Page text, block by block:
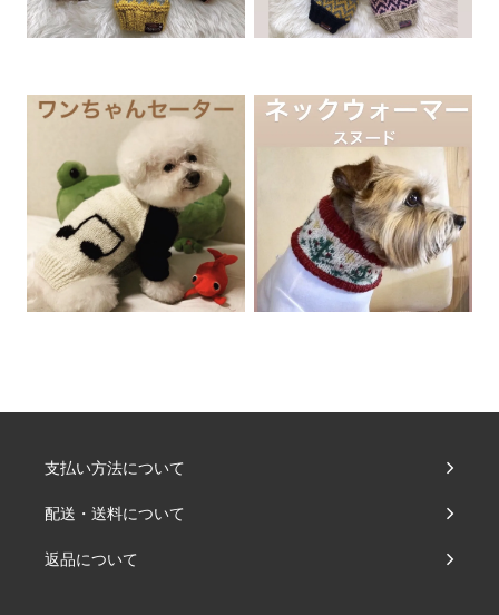
支払い方法について
配送・送料について
返品について